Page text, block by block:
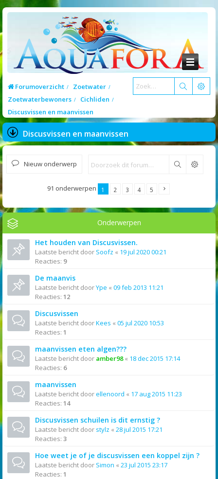
Forumoverzicht
Zoetwater
Zoetwaterbewoners
Cichliden
Discusvissen en maanvissen
Discusvissen en maanvissen
Nieuw onderwerp Zoek
91 onderwerpen 1 2 3 4 5
Onderwerpen
Het houden van Discusvissen.
Laatste bericht door Soofz « 19 jul 2020 00:21
Reacties: 9
De maanvis
Laatste bericht doorYpe « 09 feb 2013 11:21
Reacties: 12
Discusvissen
Laatste bericht doorKees « 05 jul 2020 10:53
Reacties: 1
maanvissen eten algen???
Laatste bericht door amber98« 18 dec 2015 17:14
Reacties: 6
maanvissen
Laatste bericht doorellenoord « 17 aug 2015 11:23
Reacties: 14
Discusvissen schuilen is dit ernstig ?
Laatste bericht door stylz « 28 jul 2015 17:21
Reacties: 3
Hoe weet je of je discusvissen een koppel zijn ?
Laatste bericht door Simon « 23 jul 2015 23:17
Reacties: 1